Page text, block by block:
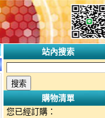
站內搜索
購物清單
您已經訂購：